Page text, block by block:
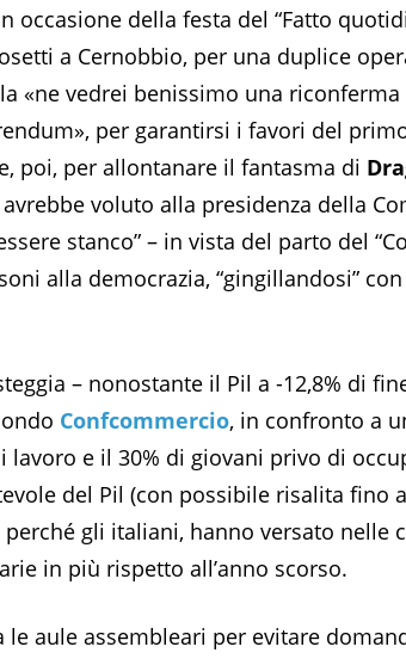
occasione della festa del “Fatto
a Cernobbio, per una duplice
«ne vedrei benissimo una riconferma
per garantirsi i favori del
poi, per allontanare il fantasma di
voluto alla presidenza della
stanco” – in vista del parto del
alla democrazia, “gingillandosi”
– nonostante il Pil a -12,8% di
Confcommercio, in confronto a
e il 30% di giovani privo di
del Pil (con possibile risalita fino
gli italiani, hanno versato nelle
in più rispetto all’anno scorso.
le aule assembleari per evitare